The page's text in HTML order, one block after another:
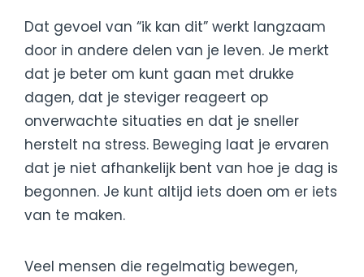
Dat gevoel van “ik kan dit” werkt langzaam
door in andere delen van je leven. Je merkt
dat je beter om kunt gaan met drukke
dagen, dat je steviger reageert op
onverwachte situaties en dat je sneller
herstelt na stress. Beweging laat je ervaren
dat je niet afhankelijk bent van hoe je dag is
begonnen. Je kunt altijd iets doen om er iets
van te maken.
Veel mensen die regelmatig bewegen,